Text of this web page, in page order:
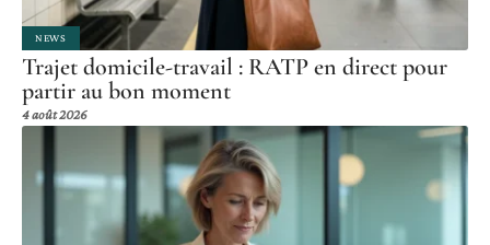
NEWS
Trajet domicile-travail : RATP en direct pour
partir au bon moment
4 août 2026